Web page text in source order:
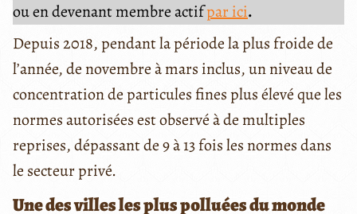
ou en devenant membre actifpar ici.
Depuis 2018, pendant la période la plus froide de
l’année, de novembre à mars inclus, un niveau de
concentration de particules fines plus élevé que les
normes autorisées est observé à de multiples
reprises, dépassant de 9 à 13 fois les normes dans
le secteur privé.
Une des villes les plus polluées du monde